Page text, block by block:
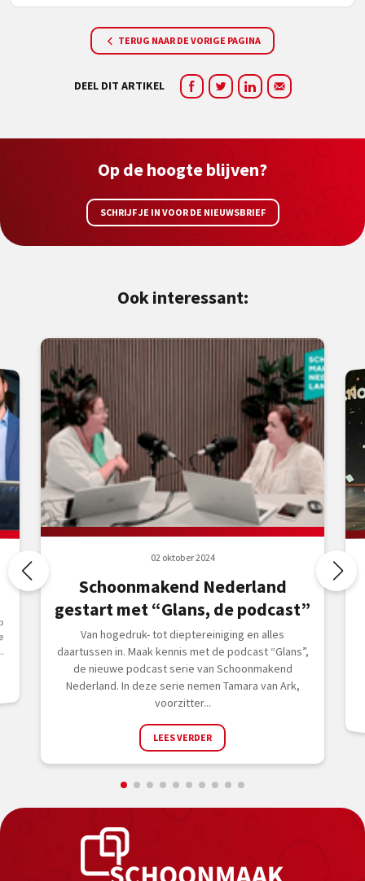
TERUG NAAR DE VORIGE PAGINA
DEEL DIT ARTIKEL
Op de hoogte blijven?
SCHRIJF JE IN VOOR DE NIEUWSBRIEF
Ook interessant:
02 oktober 2024
Schoonmakend Nederland
gestart met “Glans, de podcast”
Van hogedruk- tot dieptereiniging en alles
daartussen in. Maak kennis met de podcast “Glans”,
de nieuwe podcast serie van Schoonmakend
Nederland. In deze serie nemen Tamara van Ark,
voorzitter...
LEES VERDER